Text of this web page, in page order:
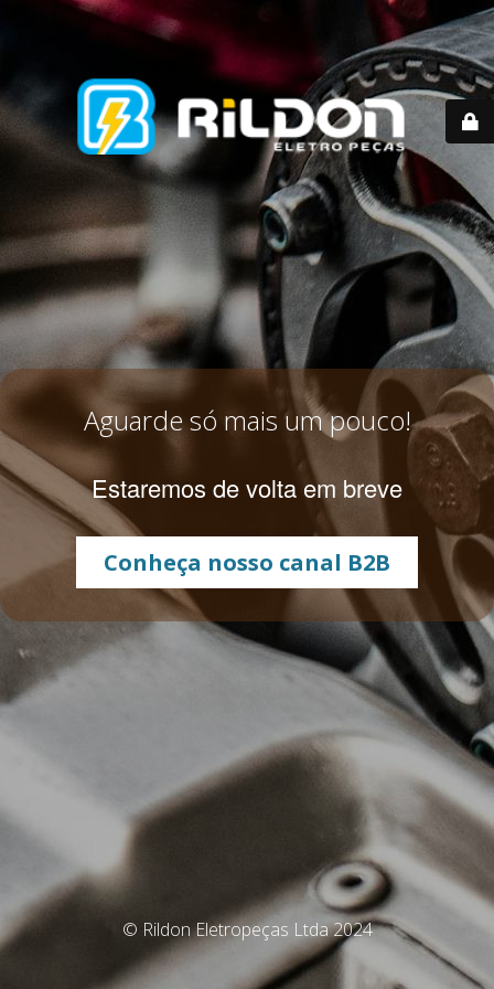
Aguarde só mais um pouco!
Estaremos de volta em breve
Conheça nosso canal B2B
© Rildon Eletropeças Ltda 2024